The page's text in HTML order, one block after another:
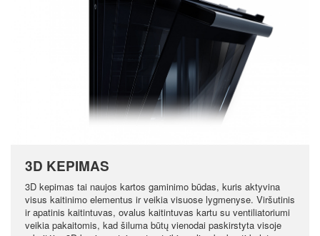
3D KEPIMAS
3D kepimas tai naujos kartos gaminimo būdas, kuris aktyvina
visus kaitinimo elementus ir veikia visuose lygmenyse. Viršutinis
ir apatinis kaitintuvas, ovalus kaitintuvas kartu su ventiliatoriumi
veikia pakaitomis, kad šiluma būtų vienodai paskirstyta visoje